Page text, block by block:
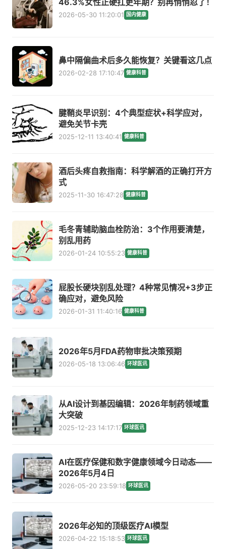
46.3%女性正硬扛更年期？别再悄悄忍了！
2026-05-30 11:20:01 国内健康
鼻中隔偏曲术后多久能恢复？关键看这几点
2026-02-28 17:10:47 健康科普
腱鞘炎早识别：4个典型症状+科学应对，
避免关节卡壳
2025-12-11 13:40:41 健康科普
酒后头疼自救指南：科学解酒的正确打开方
式
2025-11-30 16:47:28 健康科普
毛冬青辅助脑血栓防治：3个作用要清楚，
别乱用药
2026-01-24 10:55:23 健康科普
屁股长硬块别乱处理？4种常见情况+3步正
确应对，避免风险
2026-01-31 11:40:16 健康科普
2026年5月FDA药物审批决策预期
2026-05-18 13:06:46 环球医讯
从AI设计到基因编辑：2026年制药领域重
大突破
2025-12-23 14:17:17 环球医讯
AI在医疗保健和数字健康领域今日动态——
2026年5月4日
2026-05-20 23:59:18 环球医讯
2026年必知的顶级医疗AI模型
2026-04-22 15:18:53 环球医讯